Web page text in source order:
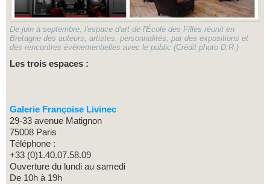
De juin à septembre, l'espace d'art de l'École des Filles réunit en
Bretagne des auteurs, artistes, personnalités, par des expositions et
des rencontres événementielles avec le public (Crédit photo D.R.)
Les trois espaces :
Galerie Françoise Livinec
29-33 avenue Matignon
75008 Paris
Téléphone :
+33 (0)1.40.07.58.09
Ouverture du lundi au samedi
De 10h à 19h